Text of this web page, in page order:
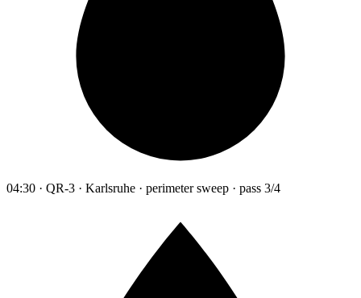
04:30 · QR-3 · Karlsruhe · perimeter sweep · pass 3/4